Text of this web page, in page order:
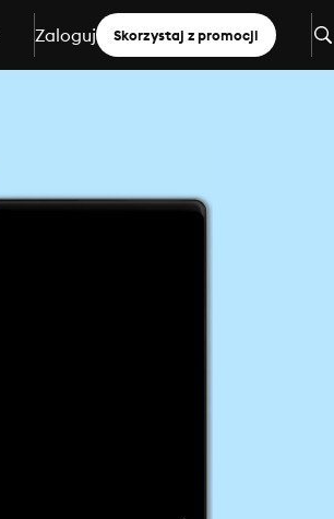
Zaloguj Skorzystaj z promocji